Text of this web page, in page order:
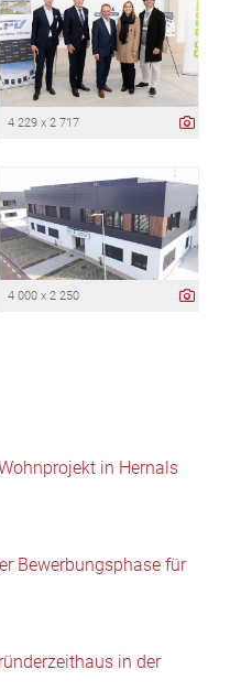
4 229 x 2 717
4 000 x 2 250
in Hernals
Bewerbungsphase für
in der